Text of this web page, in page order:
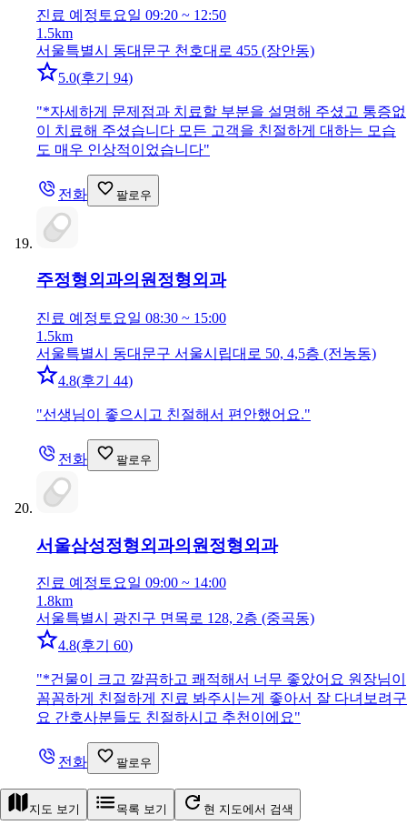
진료 예정 토요일 09:20 ~ 12:50
1.5km
서울특별시 동대문구 천호대로 455 (장안동)
5.0(후기 94)
"*자세하게 문제점과 치료할 부분을 설명해 주셨고 통증없
이 치료해 주셨습니다 모든 고객을 친절하게 대하는 모습
도 매우 인상적이었습니다"
전화 팔로우
주정형외과의원정형외과
진료 예정 토요일 08:30 ~ 15:00
1.5km
서울특별시 동대문구 서울시립대로 50, 4,5층 (전농동)
4.8(후기 44)
"선생님이 좋으시고 친절해서 편안했어요."
전화 팔로우
서울삼성정형외과의원 정형외과
진료 예정토요일 09:00 ~ 14:00
1.8km
서울특별시 광진구 면목로 128, 2층 (중곡동)
4.8(후기 60)
"*건물이 크고 깔끔하고 쾌적해서 너무 좋았어요 원장님이
꼼꼼하게 친절하게 진료 봐주시는게 좋아서 잘 다녀보려구
요 간호사분들도 친절하시고 추천이에요"
전화 팔로우
지도 보기 목록 보기 현 지도에서 검색